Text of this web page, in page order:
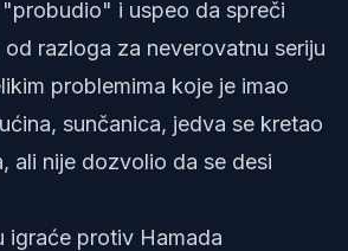
i uspeo da spreči
razloga za neverovatnu seriju
problemima koje je imao
sunčanica, jedva se kretao
ali nije dozvolio da se desi
igraće protiv Hamada